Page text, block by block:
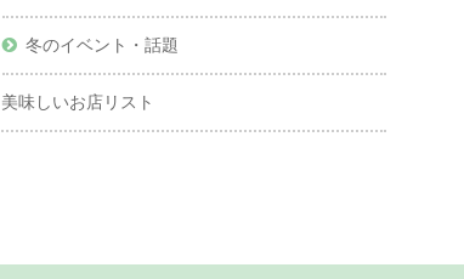
冬のイベント・話題
美味しいお店リスト